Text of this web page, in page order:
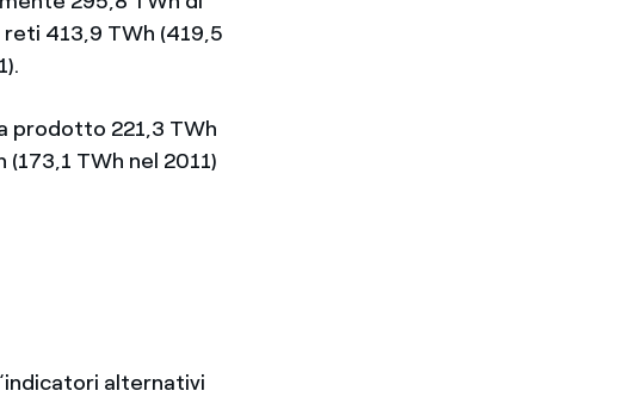
413,9 TWh (419,5
prodotto 221,3 TWh
TWh nel 2011)
alternativi